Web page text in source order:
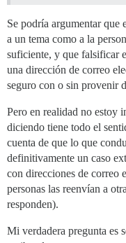
Se podría argumentar que
a un tema como a la
suficiente, y que falsificar
una dirección de correo
seguro con o sin provenir
Pero en realidad no estoy
diciendo tiene todo el
cuenta de que lo que
definitivamente un caso
con direcciones de correo
personas las reenvían a
responden).
Mi verdadera pregunta es